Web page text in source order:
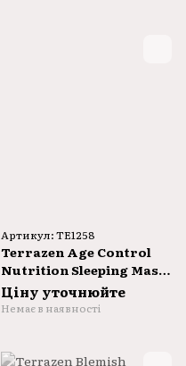
Артикул: TE1258
Terrazen Age Control
Nutrition Sleeping Mask
80ml
Ціну уточнюйте
Немає в наявності